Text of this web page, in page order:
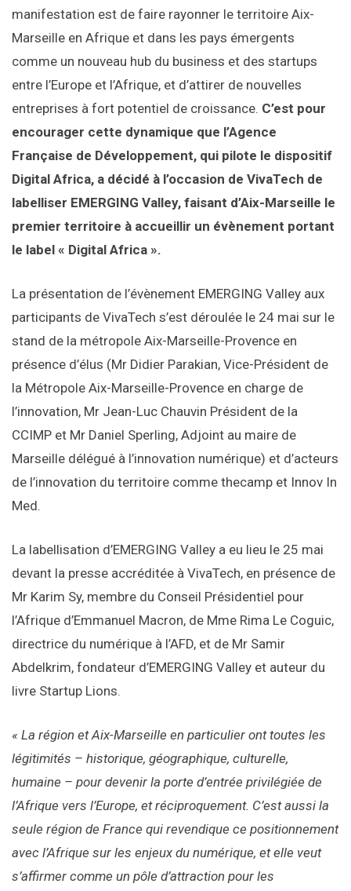
manifestation est de faire rayonner le territoire Aix-
Marseille en Afrique et dans les pays émergents
comme un nouveau hub du business et des startups
entre l’Europe et l’Afrique, et d’attirer de nouvelles
entreprises à fort potentiel de croissance. C’est pour
encourager cette dynamique que l’Agence
Française de Développement, qui pilote le dispositif
Digital Africa, a décidé à l’occasion de VivaTech de
labelliser EMERGING Valley, faisant d’Aix-Marseille le
premier territoire à accueillir un évènement portant
le label « Digital Africa ».
La présentation de l’évènement EMERGING Valley aux
participants de VivaTech s’est déroulée le 24 mai sur le
stand de la métropole Aix-Marseille-Provence en
présence d’élus (Mr Didier Parakian, Vice-Président de
la Métropole Aix-Marseille-Provence en charge de
l’innovation, Mr Jean-Luc Chauvin Président de la
CCIMP et Mr Daniel Sperling, Adjoint au maire de
Marseille délégué à l’innovation numérique) et d’acteurs
de l’innovation du territoire comme thecamp et Innov In
Med.
La labellisation d’EMERGING Valley a eu lieu le 25 mai
devant la presse accréditée à VivaTech, en présence de
Mr Karim Sy, membre du Conseil Présidentiel pour
l’Afrique d’Emmanuel Macron, de Mme Rima Le Coguic,
directrice du numérique à l’AFD, et de Mr Samir
Abdelkrim, fondateur d’EMERGING Valley et auteur du
livre Startup Lions.
« La région et Aix-Marseille en particulier ont toutes les
légitimités – historique, géographique, culturelle,
humaine – pour devenir la porte d’entrée privilégiée de
l’Afrique vers l’Europe, et réciproquement. C’est aussi la
seule région de France qui revendique ce positionnement
avec l’Afrique sur les enjeux du numérique, et elle veut
s’affirmer comme un pôle d’attraction pour les